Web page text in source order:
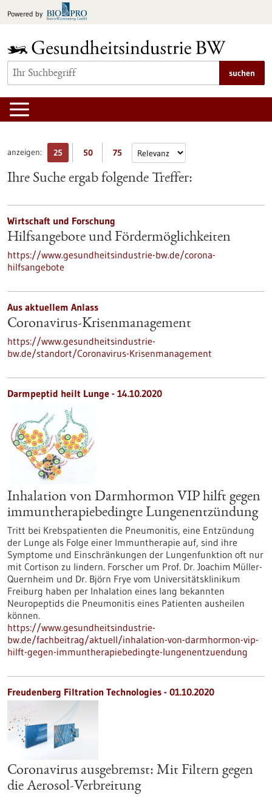
Inhalt
Powered by
suchen
anzeigen: 25 50 75
Ihre Suche ergab folgende Treffer:
Wirtschaft und Forschung
Hilfsangebote und Fördermöglichkeiten
https://www.gesundheitsindustrie-bw.de/corona-
hilfsangebote
Aus aktuellem Anlass
Coronavirus-Krisenmanagement
https://www.gesundheitsindustrie-
bw.de/standort/Coronavirus-Krisenmanagement
Darmpeptid heilt Lunge - 14.10.2020
Inhalation von Darmhormon VIP hilft gegen
immuntherapiebedingte Lungenentzündung
Tritt bei Krebspatienten die Pneumonitis, eine Entzündung
der Lunge als Folge einer Immuntherapie auf, sind ihre
Symptome und Einschränkungen der Lungenfunktion oft nur
mit Cortison zu lindern. Forscher um Prof. Dr. Joachim Müller-
Quernheim und Dr. Björn Frye vom Universitätsklinikum
Freiburg haben per Inhalation eines lang bekannten
Neuropeptids die Pneumonitis eines Patienten ausheilen
können.
https://www.gesundheitsindustrie-
bw.de/fachbeitrag/aktuell/inhalation-von-darmhormon-vip-
hilft-gegen-immuntherapiebedingte-lungenentzuendung
Freudenberg Filtration Technologies - 01.10.2020
Coronavirus ausgebremst: Mit Filtern gegen
die Aerosol-Verbreitung